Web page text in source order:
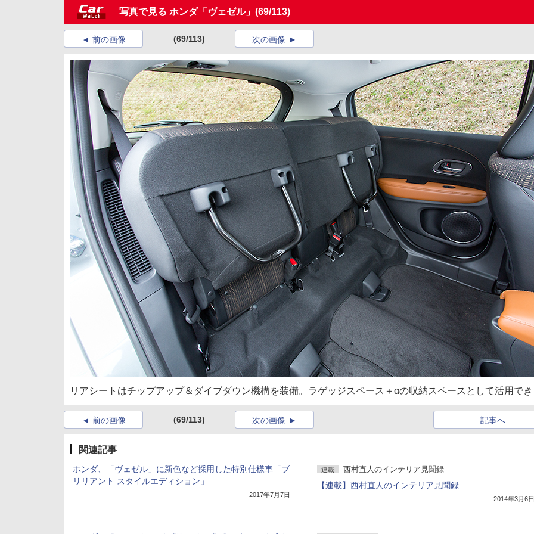
写真で見る ホンダ「ヴェゼル」 (69/113)
前の画像 (69/113) 次の画像
リアシートはチップアップ＆ダイブダウン機構を装備。ラゲッジスペース＋αの収納スペースとして活用で
前の画像 (69/113) 記事へ
次の画像
関連記事
ホンダ、「ヴェゼル」に新色など採用した特別仕様車「ブ
リリアント スタイルエディション」
2017年7月7日
連載 西村直人のインテリア見聞録
【連載】西村直人のインテリア見聞録
2014年3月6日